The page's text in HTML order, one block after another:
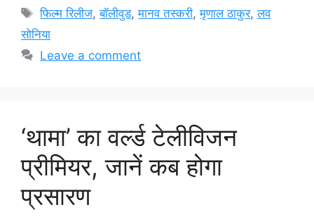
Tags
फिल्म रिलीज,बॉलीवुड,मानव तस्करी,मृणाल ठाकुर,लव
सोनिया
Leave a comment
‘थामा’ का वर्ल्ड टेलीविजन
प्रीमियर, जानें कब होगा
प्रसारण